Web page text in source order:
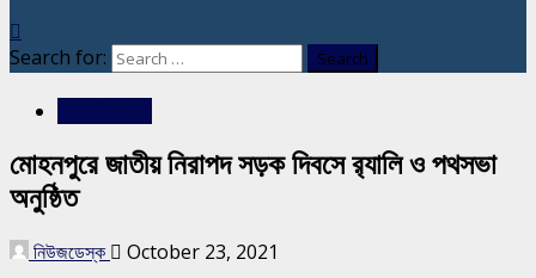
Search for:
মোহনপুরে জাতীয় নিরাপদ সড়ক দিবসে র‍্যালি ও পথসভা
অনুষ্ঠিত
নিউজডেস্ক October 23, 2021